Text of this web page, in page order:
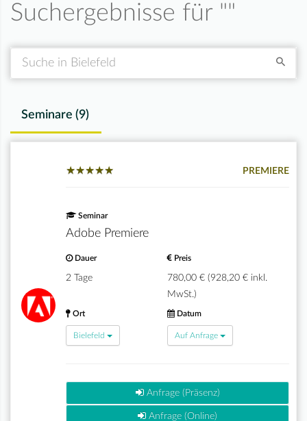
Suchergebnisse für ""
Seminare (9)
★★★★★
★★★★★ PREMIERE
Seminar
Adobe Premiere
Dauer
2 Tage
Preis
780,00 € (928,20 € inkl.
MwSt.)
Ort
Bielefeld
Datum
Auf Anfrage
Anfrage (Präsenz)
Anfrage (Online)